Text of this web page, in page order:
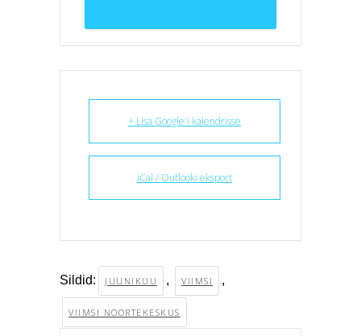
+ Lisa Google'i kalendrisse
iCal / Outlooki eksport
Sildid: JUUNIKUU , VIIMSI ,
VIIMSI NOORTEKESKUS